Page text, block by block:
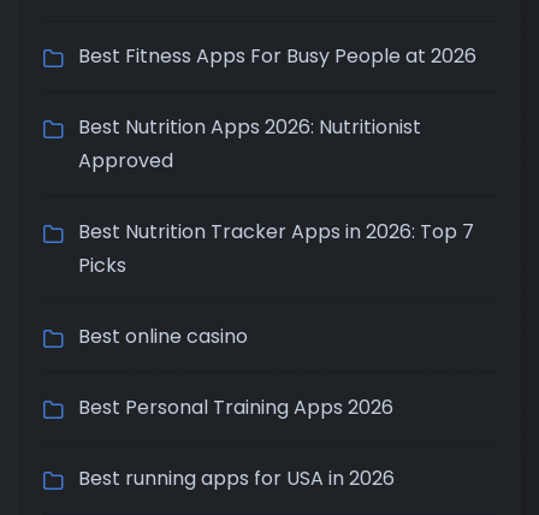
Best Fitness Apps For Busy People at 2026
Best Nutrition Apps 2026: Nutritionist
Approved
Best Nutrition Tracker Apps in 2026: Top 7
Picks
Best online casino
Best Personal Training Apps 2026
Best running apps for USA in 2026